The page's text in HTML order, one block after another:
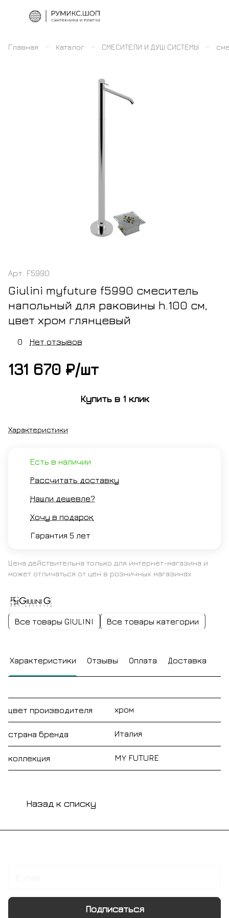
Главная – Каталог – СМЕСИТЕЛИ И ДУШ СИСТЕМЫ –
Арт. F5990
Giulini myfuture f5990 смеситель
напольный для раковины h.100 см,
цвет хром глянцевый
0 Нет отзывов
131 670 ₽/шт
Купить в 1 клик
Характеристики
Есть в наличии
Рассчитать доставку
Нашли дешевле?
Хочу в подарок
Гарантия 5 лет
Цена действительна только для интернет-магазина и
может отличаться от цен в розничных магазинах
Все товары GIULINI Все товары категории
Характеристики Отзывы Оплата Доставка
цвет производителя хром
страна бренда Италия
коллекция MY FUTURE
Назад к списку
Подписаться